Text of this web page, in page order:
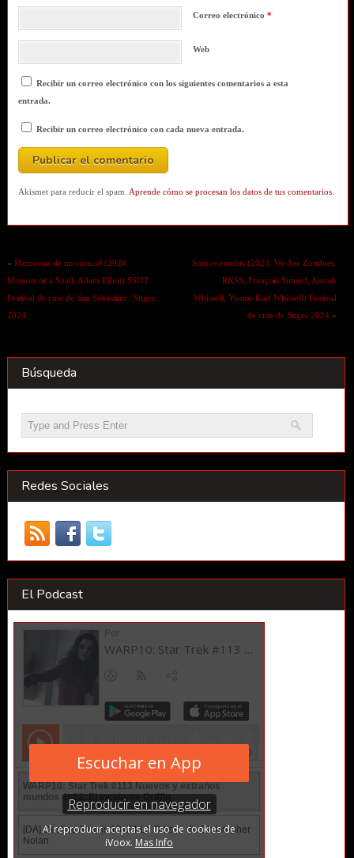
Correo electrónico *
Web
Recibir un correo electrónico con los siguientes comentarios a esta
entrada.
Recibir un correo electrónico con cada nueva entrada.
Akismet para reducir el spam. Aprende cómo se procesan los datos de tus comentarios.
« Memorias de un caracol (2024.
Memoir of a Snail. Adam Elliot) SSIFF
Festival de cine de San Sebastian / Sitges
2024
Somos zombis (2023. We Are Zombies.
RKSS, François Simard, Anouk
Whissell, Yoann-Karl Whissell) Festival
de cine de Sitges 2024 »
Búsqueda
Redes Sociales
El Podcast